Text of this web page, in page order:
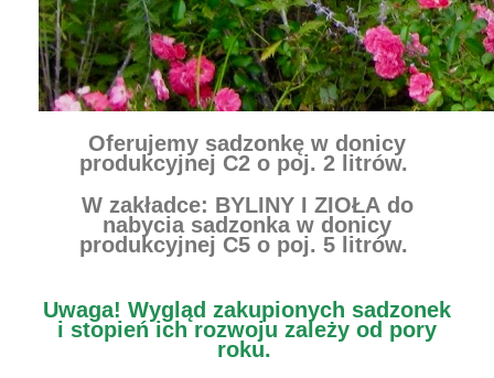
Oferujemy sadzonkę w donicy
produkcyjnej C2 o poj. 2 litrów.
W zakładce: BYLINY I ZIOŁA do
nabycia sadzonka w donicy
produkcyjnej C5 o poj. 5 litrów.
Uwaga! Wygląd zakupionych sadzonek
i stopień ich rozwoju zależy od pory
roku.